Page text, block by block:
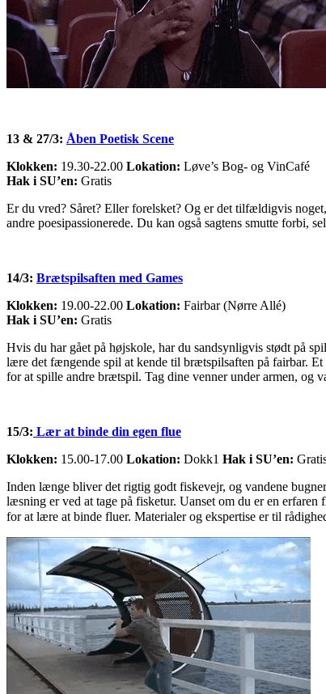
13 & 27/3: Åben Poetisk Scene
Klokken: 19.30-22.00 Lokation: Løve’s Bog- og VinCafé
Hak i SU’en: Gratis
Er du vred? Såret? Eller forelsket? Og er det tilfældigvis
andre poesipassionerede. Du kan også sagtens smutte forbi,
14/3: Brætspilsaften med Games
Klokken: 19.00-22.00 Lokation: Fairbar (Nørre Allé)
Hak i SU’en: Gratis
Hvis du har gået på højskole, har du sandsynligvis stødt på
lære det fængende spil at kende til brætspilsaften på fairbar.
for at spille andre brætspil. Tag dine venner under armen, og
15/3: Lær at binde din egen flue
Klokken: 15.00-17.00 Lokation: Dokk1 Hak i SU’en:
Inden længe bliver det rigtig godt fiskevejr, og vandene
læsning er ved at tage på fisketur. Uanset om du er en
for at lære at binde fluer. Materialer og ekspertise er til